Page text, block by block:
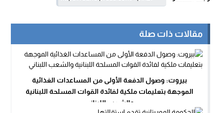
مقالات ذات صلة
بيروت: وصول الدفعة الأولى من المساعدات الغذائية
الموجهة بتعليمات ملكية لفائدة القوات المسلحة اللبنانية
والشعب اللبناني